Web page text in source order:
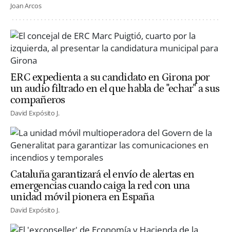
Joan Arcos
ERC expedienta a su candidato en Girona por
un audio filtrado en el que habla de "echar" a sus
compañeros
David Expósito J.
Cataluña garantizará el envío de alertas en
emergencias cuando caiga la red con una
unidad móvil pionera en España
David Expósito J.